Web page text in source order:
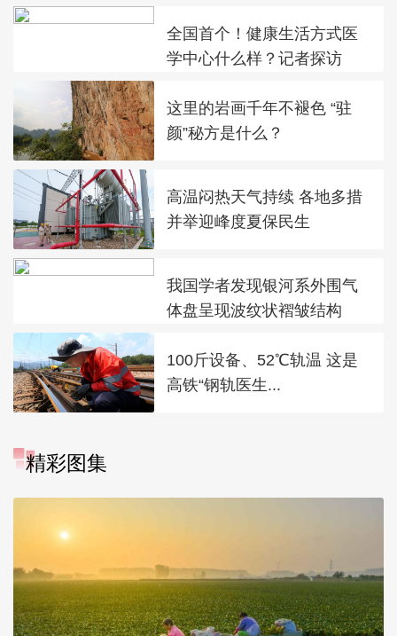
全国首个！健康生活方式医
学中心什么样？记者探访
这里的岩画千年不褪色 “驻
颜”秘方是什么？
高温闷热天气持续 各地多措
并举迎峰度夏保民生
我国学者发现银河系外围气
体盘呈现波纹状褶皱结构
100斤设备、52℃轨温 这是
高铁“钢轨医生...
精彩图集